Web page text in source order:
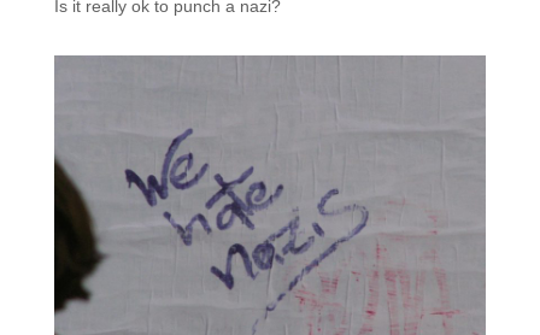
Is it really ok to punch a nazi?